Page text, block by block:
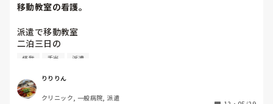
移動教室の看護。
派遣で移動教室
二泊三日の
添乗してます。
している方、
先生たちとの協働や
学生さんの手当て、
怪我 手当 派遣
りりりん
クリニック, 一般病院, 派遣